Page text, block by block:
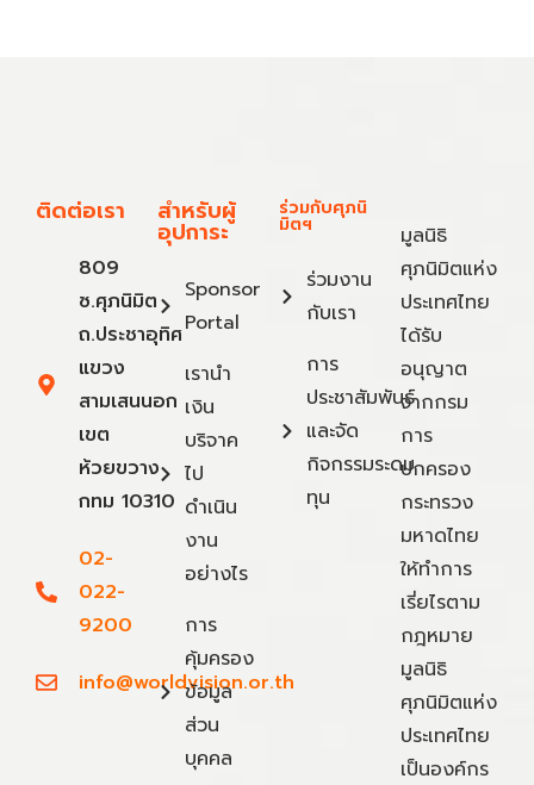
ติดต่อเรา
809
ซ.ศุภนิมิต
ถ.ประชาอุทิศ
แขวง
สามเสนนอก
เขต
ห้วยขวาง
กทม 10310
02-
022-
9200
info@worldvision.or.th
สำหรับผู้
อุปการะ
Sponsor
Portal
เรานำ
เงิน
บริจาค
ไป
ดำเนิน
งาน
อย่างไร
การ
คุ้มครอง
ข้อมูล
ส่วน
บุคคล
ร่วมกับศุภนิ
มิตฯ
ร่วมงาน
กับเรา
การ
ประชาสัมพันธ์
และจัด
กิจกรรมระดม
ทุน
มูลนิธิ
ศุภนิมิตแห่ง
ประเทศไทย
ได้รับ
อนุญาต
จากกรม
การ
ปกครอง
กระทรวง
มหาดไทย
ให้ทำการ
เรี่ยไรตาม
กฎหมาย
มูลนิธิ
ศุภนิมิตแห่ง
ประเทศไทย
เป็นองค์กร